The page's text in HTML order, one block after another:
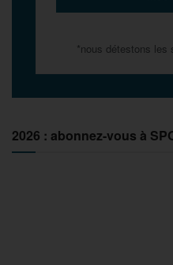
*nous détestons les
2026 : abonnez-vous à